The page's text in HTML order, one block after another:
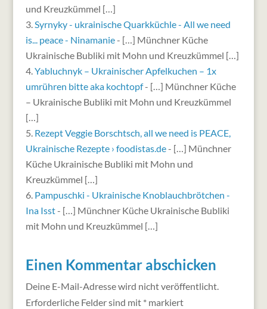
und Kreuzkümmel […]
Syrnyky - ukrainische Quarkküchle - All we need
is... peace - Ninamanie- […] Münchner Küche
Ukrainische Bubliki mit Mohn und Kreuzkümmel […]
Yabluchnyk – Ukrainischer Apfelkuchen – 1x
umrühren bitte aka kochtopf- […] Münchner Küche
– Ukrainische Bubliki mit Mohn und Kreuzkümmel
[…]
Rezept Veggie Borschtsch, all we need is PEACE,
Ukrainische Rezepte › foodistas.de- […] Münch­ner
Küche Ukrai­ni­sche Bubli­ki mit Mohn und
Kreuzkümmel […]
Pampuschki - Ukrainische Knoblauchbrötchen -
Ina Isst- […] Münchner Küche Ukrainische Bubliki
mit Mohn und Kreuzkümmel […]
Einen Kommentar abschicken
Deine E-Mail-Adresse wird nicht veröffentlicht.
Erforderliche Felder sind mit *markiert